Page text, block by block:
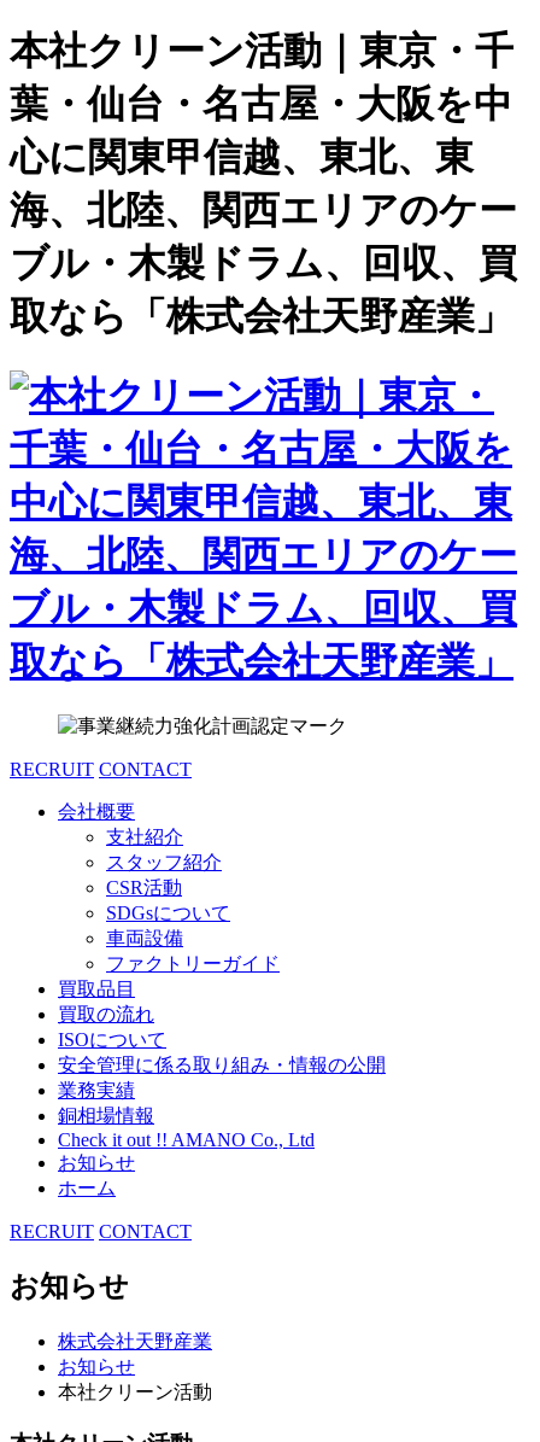
本社クリーン活動｜東京・千
葉・仙台・名古屋・大阪を中
心に関東甲信越、東北、東
海、北陸、関西エリアのケー
ブル・木製ドラム、回収、買
取なら「株式会社天野産業」
RECRUIT CONTACT
会社概要
支社紹介
スタッフ紹介
CSR活動
SDGsについて
車両設備
ファクトリーガイド
買取品目
買取の流れ
ISOについて
安全管理に係る取り組み・情報の公開
業務実績
銅相場情報
Check it out !! AMANO Co., Ltd
お知らせ
ホーム
RECRUIT CONTACT
お知らせ
株式会社天野産業
お知らせ
本社クリーン活動